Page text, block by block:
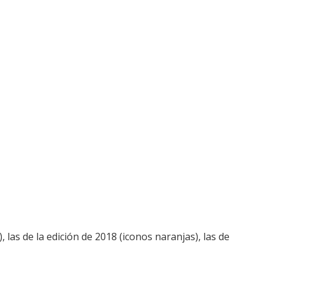
de la edición de 2018 (iconos naranjas), las de